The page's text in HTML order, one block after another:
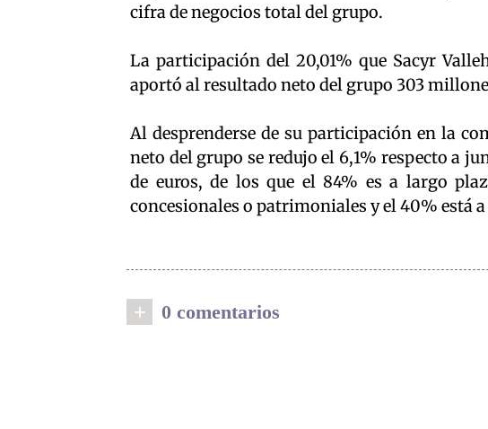
cifra de negocios total del grupo.
La participación del 20,01% que Sacyr
aportó al resultado neto del grupo 303
Al desprenderse de su participación en la
neto del grupo se redujo el 6,1% respecto a
de euros, de los que el 84% es a largo
concesionales o patrimoniales y el 40% está
+ 0 comentarios